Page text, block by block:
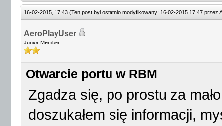
16-02-2015, 17:43 (Ten post był ostatnio modyfikowany: 16-02-2015 17:47 przez
AeroPlayUser
Junior Member
Otwarcie portu w RBM
Zgadza się, po prostu za
doszukałem się informacji,